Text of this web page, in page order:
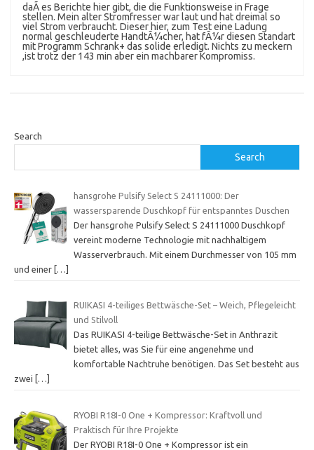
daÃ es Berichte hier gibt, die die Funktionsweise in Frage
stellen. Mein alter Stromfresser war laut und hat dreimal so
viel Strom verbraucht. Dieser hier, zum Test eine Ladung
normal geschleuderte HandtÃ¼cher, hat fÃ¼r diesen Standart
mit Programm Schrank+ das solide erledigt. Nichts zu meckern
,ist trotz der 143 min aber ein machbarer Kompromiss.
Search
Search
hansgrohe Pulsify Select S 24111000: Der
wassersparende Duschkopf für entspanntes Duschen
Der hansgrohe Pulsify Select S 24111000 Duschkopf
vereint moderne Technologie mit nachhaltigem
Wasserverbrauch. Mit einem Durchmesser von 105 mm
und einer […]
RUIKASI 4-teiliges Bettwäsche-Set – Weich, Pflegeleicht
und Stilvoll
Das RUIKASI 4-teilige Bettwäsche-Set in Anthrazit
bietet alles, was Sie für eine angenehme und
komfortable Nachtruhe benötigen. Das Set besteht aus
zwei
[…]
RYOBI R18I-0 One + Kompressor: Kraftvoll und
Praktisch für Ihre Projekte
Der RYOBI R18I-0 One + Kompressor ist ein